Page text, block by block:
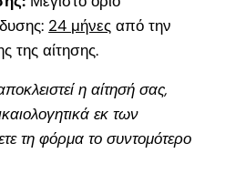
24 μήνες από την
της αίτησης.
η αίτησή σας,
εκ των
τη φόρμα το συντομότερο